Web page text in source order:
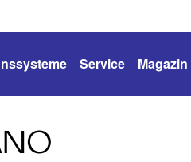
Service Magazin